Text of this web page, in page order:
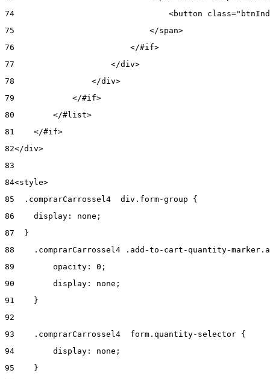
74
<button
75
                            </span>
76
                        </#if>
77
                    </div>
78
                </div>
79
            </#if>
80
        </#list>
81
    </#if>
82</div>
83
84<style>
85
  .comprarCarrossel4  div.form-group {
86
    display: none;
87
  }
88
.comprarCarrossel4 .add-to-cart-quantity-
89
        opacity: 0;
90
        display: none;
91
    }
92
93
    .comprarCarrossel4  form.quantity-selector {
94
        display: none;
95
    }